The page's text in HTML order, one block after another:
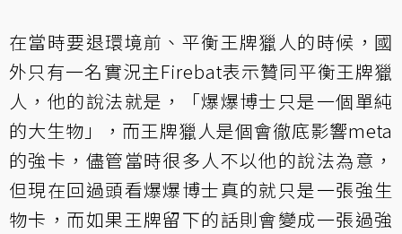
在當時要退環境前、平衡王牌獵人的時候，國
外只有一名實況主Firebat表示贊同平衡王牌獵
人，他的說法就是，「爆爆博士只是一個單純
的大生物」，而王牌獵人是個會徹底影響meta
的強卡，儘管當時很多人不以他的說法為意，
但現在回過頭看爆爆博士真的就只是一張強生
物卡，而如果王牌留下的話則會變成一張過強